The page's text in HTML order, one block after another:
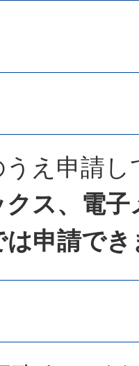
うえ申請
ス、電
は申請で